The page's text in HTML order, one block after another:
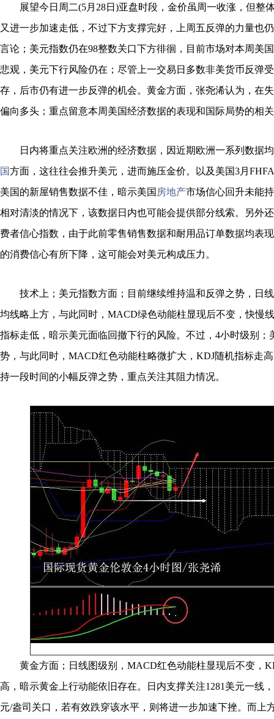
展望今日周二(5月28日)亚盘时段，金价虽周一收涨，但整
又进一步加速走低，不过下方支撑完好，上周五反弹的力量也
言论；美元指数仍在98整数关口下方徘徊，目前市场对本周美
悲观，美元下行风险仍在；尽管上一交易日多数非美货币反弹
存，后市仍有进一步反弹的机会。黄金方面，张尧浠认为，在
偏向多头；重点留意本周美国经济数据的表现和国际局势的相
日内将重点关注欧洲的经济数据，因近期欧洲一系列数据
国方面，这往往会推升美元，进而施压金价。以及美国3月
美国的新屋销售数据不佳，暗示美国 房地产市场信心回升未能
相对清淡的情况下，该数据日内也可能会提供部分线索。另外
费者信心指数，由于此前零售销售数据和耐用品订单数据均表
的消费信心有所下降，这可能会对美元构成压力。
技术上；美元指数方面；目前继续维持温和反弹之势，日线
均线略上方，与此同时，MACD绿色动能柱显现后不变，快慢
指标走低，暗示美元面临回撤下行的风险。不过，4小时级别；
势，与此同时，MACD红色动能柱略微扩大，KDJ随机指标走
持一段时间的小幅反弹之势，重点关注其阻力情况。
黄金方面；日线图级别，MACD红色动能柱显现后不变，
高，暗示黄金上行动能依旧存在。日内支撑关注1281美元一线
元/盎司关口，若有效跌穿该水平，则将进一步加速下挫。而上